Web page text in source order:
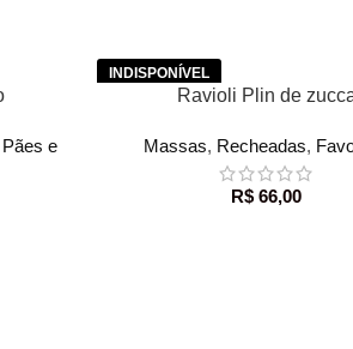
Pães e
Ravioli Plin de
Massas, Recheadas,
R$ 66,00